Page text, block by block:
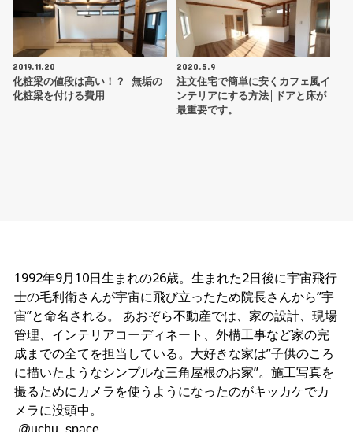
2019.11.20
化粧梁の値段は高い！？│無垢の
化粧梁を付ける費用
2020.5.9
注文住宅で簡単に安くカフェ風イ
ンテリアにする方法│ドアと床が
最重要です。
1992年9月10日生まれの26歳。生まれた2日後に宇宙飛行
士の毛利衛さんが宇宙に飛び立ったため院長さんから”宇
宙”と命名される。 あおぞら不動産では、家の設計、現場
管理、インテリアコーディネート、外構工事など家の完
成までの全てを担当している。大好きな家は”子供のころ
に描いたようなシンプルな三角屋根のお家”。施工写真を
撮るためにカメラを使うようになったのがキッカケでカ
メラに没頭中。
@uchu_space